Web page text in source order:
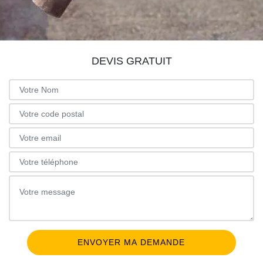
DEVIS GRATUIT